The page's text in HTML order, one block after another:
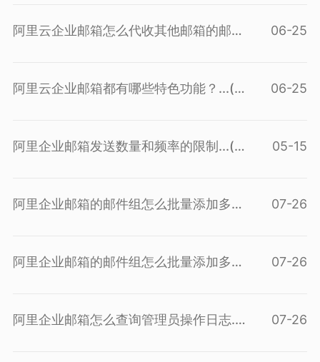
后...(查看问答)
阿里云企业邮箱怎么代收其他邮箱的邮
件...(查看问答)
06-25
阿里云企业邮箱都有哪些特色功能？...(
查看问答)
06-25
阿里企业邮箱发送数量和频率的限制...(
查看问答)
05-15
阿里企业邮箱的邮件组怎么批量添加多
个...(查看问答)
07-26
阿里企业邮箱的邮件组怎么批量添加多
个...(查看问答)
07-26
阿里企业邮箱怎么查询管理员操作日志...( 07-26